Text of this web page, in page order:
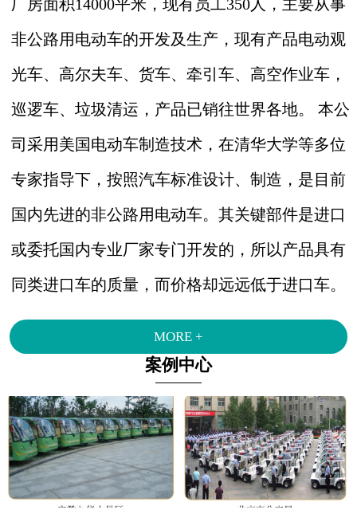
厂房面积14000平米，现有员工350人，主要从事
非公路用电动车的开发及生产，现有产品电动观
光车、高尔夫车、货车、牵引车、高空作业车，
巡逻车、垃圾清运，产品已销往世界各地。 本公
司采用美国电动车制造技术，在清华大学等多位
专家指导下，按照汽车标准设计、制造，是目前
国内先进的非公路用电动车。其关键部件是进口
或委托国内专业厂家专门开发的，所以产品具有
同类进口车的质量，而价格却远远低于进口车。
MORE +
案例中心